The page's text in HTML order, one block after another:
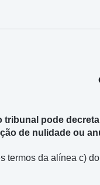
tribunal pode
de nulidade ou
termos da alínea c)